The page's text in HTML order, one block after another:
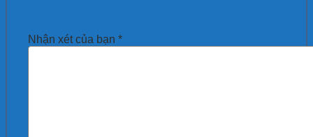
Nhận xét của bạn *